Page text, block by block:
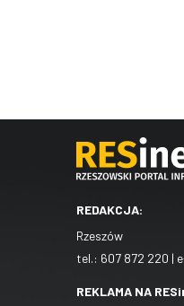
REDAKCJA:
Rzeszów
tel.: 607 872 220 |
REKLAMA NA